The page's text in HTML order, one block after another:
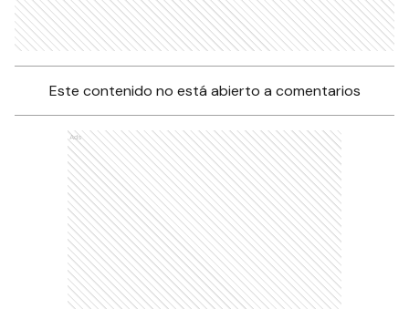
Este contenido no está abierto a comentarios
Ads